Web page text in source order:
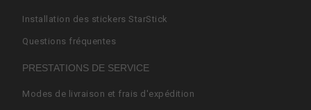
Installation des stickers StarStick
Questions fréquentes
PRESTATIONS DE SERVICE
Modes de livraison et frais d'expédition